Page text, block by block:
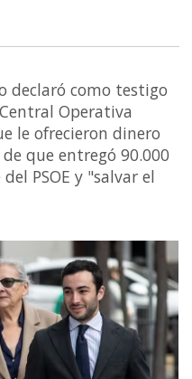
declaró como testigo
Operativa
le ofrecieron dinero
que entregó 90.000
PSOE y "salvar el